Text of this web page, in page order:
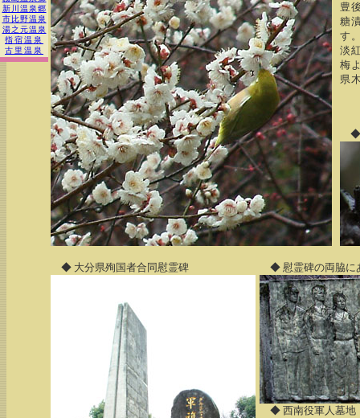
新川温泉郷
市比野温泉
湯之元温泉
指宿温泉
古里温泉
豊
糖
す
淡
梅
県
◆
◆ 大分県殉国者合同慰霊碑 ◆ 慰霊碑の両脇に
◆ 西南役軍人墓地